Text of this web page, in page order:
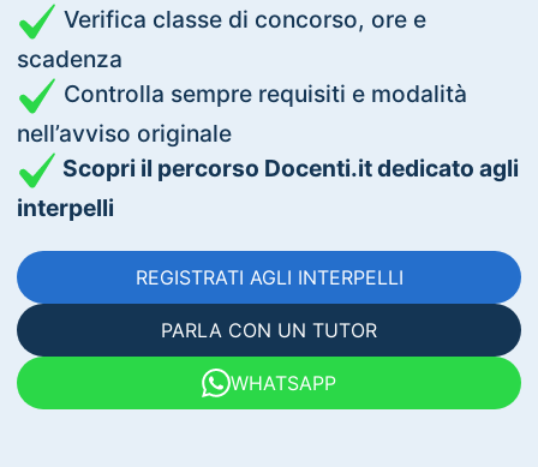
Verifica classe di concorso, ore e
scadenza
Controlla sempre requisiti e modalità
nell’avviso originale
Scopri il percorso Docenti.it dedicato agli
interpelli
REGISTRATI AGLI INTERPELLI
PARLA CON UN TUTOR
WHATSAPP